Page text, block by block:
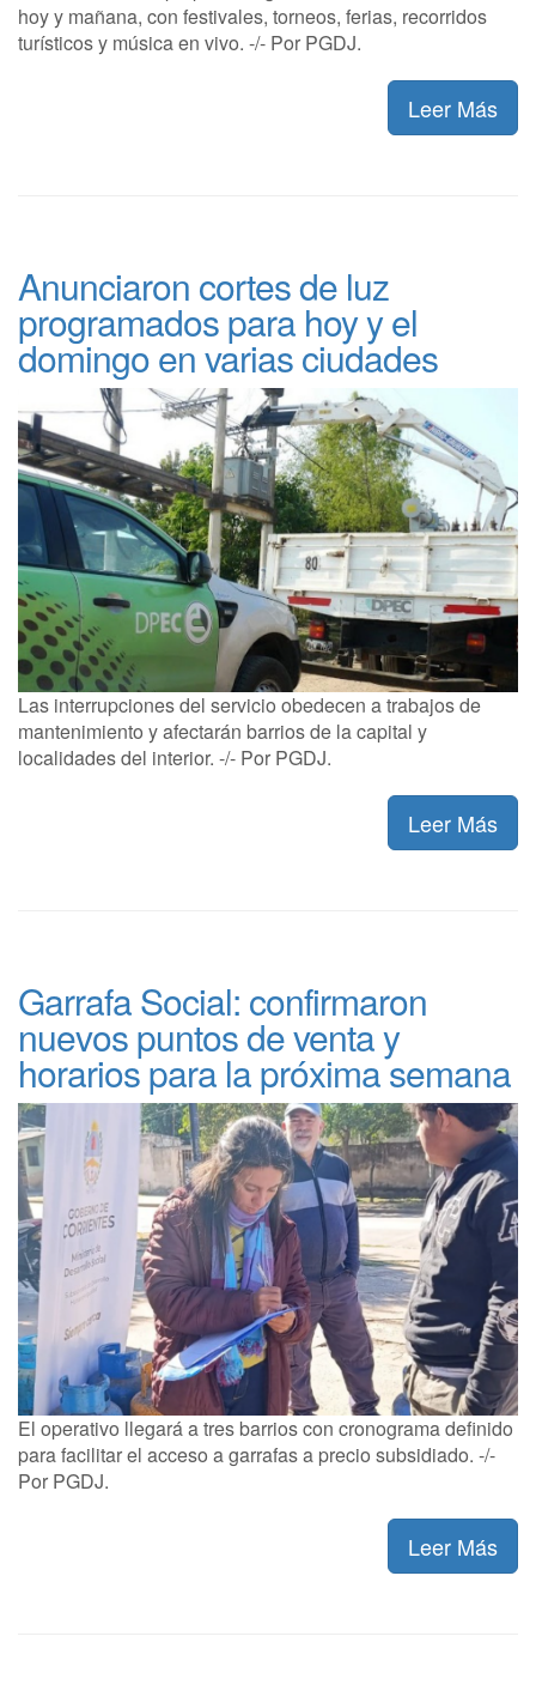
hoy y mañana, con festivales, torneos, ferias, recorridos
turísticos y música en vivo. -/- Por PGDJ.
Leer Más
Anunciaron cortes de luz
programados para hoy y el
domingo en varias ciudades
Las interrupciones del servicio obedecen a trabajos de
mantenimiento y afectarán barrios de la capital y
localidades del interior. -/- Por PGDJ.
Leer Más
Garrafa Social: confirmaron
nuevos puntos de venta y
horarios para la próxima semana
El operativo llegará a tres barrios con cronograma definido
para facilitar el acceso a garrafas a precio subsidiado. -/-
Por PGDJ.
Leer Más